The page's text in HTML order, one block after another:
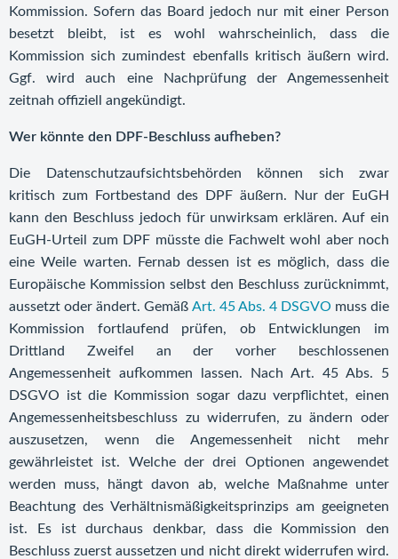
Kommission. Sofern das Board jedoch nur mit einer Person
besetzt bleibt, ist es wohl wahrscheinlich, dass die
Kommission sich zumindest ebenfalls kritisch äußern wird.
Ggf. wird auch eine Nachprüfung der Angemessenheit
zeitnah offiziell angekündigt.
Wer könnte den DPF-Beschluss aufheben?
Die Datenschutzaufsichtsbehörden können sich zwar
kritisch zum Fortbestand des DPF äußern. Nur der EuGH
kann den Beschluss jedoch für unwirksam erklären. Auf ein
EuGH-Urteil zum DPF müsste die Fachwelt wohl aber noch
eine Weile warten. Fernab dessen ist es möglich, dass die
Europäische Kommission selbst den Beschluss zurücknimmt,
aussetzt oder ändert. Gemäß Art. 45 Abs. 4 DSGVO muss die
Kommission fortlaufend prüfen, ob Entwicklungen im
Drittland Zweifel an der vorher beschlossenen
Angemessenheit aufkommen lassen. Nach Art. 45 Abs. 5
DSGVO ist die Kommission sogar dazu verpflichtet, einen
Angemessenheitsbeschluss zu widerrufen, zu ändern oder
auszusetzen, wenn die Angemessenheit nicht mehr
gewährleistet ist. Welche der drei Optionen angewendet
werden muss, hängt davon ab, welche Maßnahme unter
Beachtung des Verhältnismäßigkeitsprinzips am geeigneten
ist. Es ist durchaus denkbar, dass die Kommission den
Beschluss zuerst aussetzen und nicht direkt widerrufen wird.